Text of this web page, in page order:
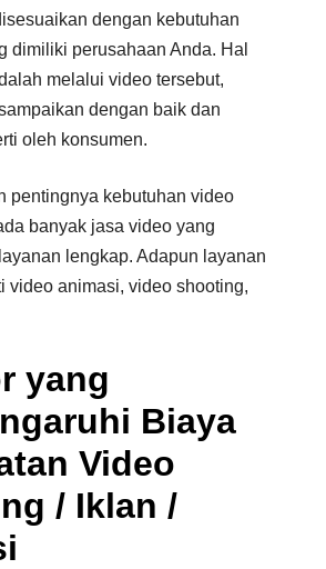
dengan kebutuhan
dimiliki perusahaan Anda. Hal
melalui video tersebut,
dengan baik dan
oleh konsumen.
pentingnya kebutuhan video
banyak jasa video yang
lengkap. Adapun layanan
video animasi, video shooting,
yang
Biaya
Video
/ Iklan /